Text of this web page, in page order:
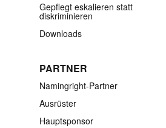
Gepflegt eskalieren statt
diskriminieren
Downloads
PARTNER
Namingright-Partner
Ausrüster
Hauptsponsor